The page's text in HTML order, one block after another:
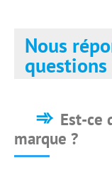
Nous
questions
Est-ce
marque ?